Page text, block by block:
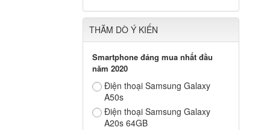
THĂM DÒ Ý KIẾN
Smartphone đáng mua nhất đầu
năm 2020
Điện thoại Samsung Galaxy
A50s
Điện thoại Samsung Galaxy
A20s 64GB